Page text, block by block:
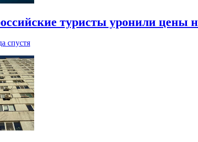
туристы уронили цены
спустя